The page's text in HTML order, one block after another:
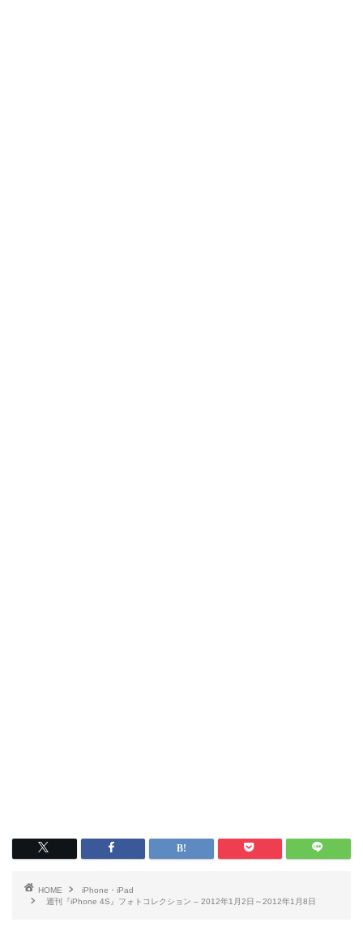
HOME
iPhone・iPad
週刊『iPhone 4S』フォトコレクション – 2012年1月2日～2012年1月8日